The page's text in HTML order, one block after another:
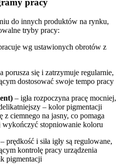
pracy
do innych produktów na rynku,
tryby pracy:
wg ustawionych obrotów z
porusza się i zatrzymuje regularnie,
dostosować swoje tempo pracy
– igła rozpoczyna pracę mocniej,
– kolor pigmentacji
z ciemnego na jasny, co pomaga
wykończyć stopniowanie koloru
– prędkość i siła igły są regulowane,
kontrolę pracy urządzenia
pigmentacji